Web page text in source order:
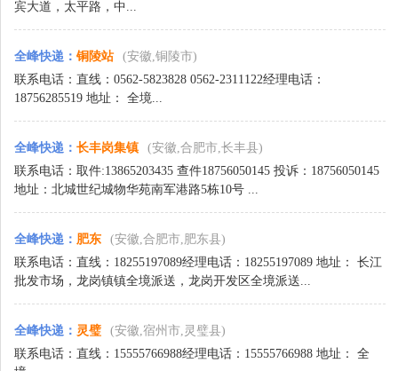
宾大道，太平路，中...
全峰快递 ： 铜陵站
(安徽,铜陵市)
联系电话：直线：0562-5823828 0562-2311122经理电话：
18756285519 地址： 全境...
全峰快递 ： 长丰岗集镇
(安徽,合肥市,长丰县)
联系电话：取件:13865203435 查件18756050145 投诉：18756050145
地址：北城世纪城物华苑南军港路5栋10号 ...
全峰快递 ： 肥东
(安徽,合肥市,肥东县)
联系电话：直线：18255197089经理电话：18255197089 地址： 长江
批发市场，龙岗镇镇全境派送，龙岗开发区全境派送...
全峰快递 ： 灵璧
(安徽,宿州市,灵璧县)
联系电话：直线：15555766988经理电话：15555766988 地址： 全